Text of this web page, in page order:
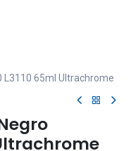
L3110 65ml Ultrachrome